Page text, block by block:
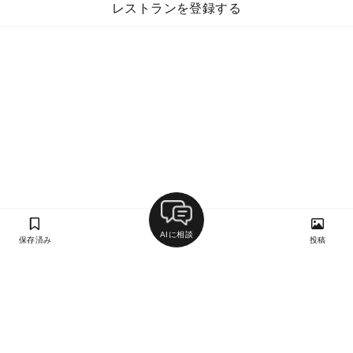
レストランを登録する
保存済み
AIに相談
投稿